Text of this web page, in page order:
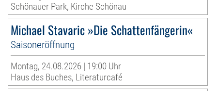
Schönauer Park, Kirche Schönau
Michael Stavaric »Die Schattenfängerin«
Saisoneröffnung
Montag, 24.08.2026 | 19:00 Uhr
Haus des Buches, Literaturcafé